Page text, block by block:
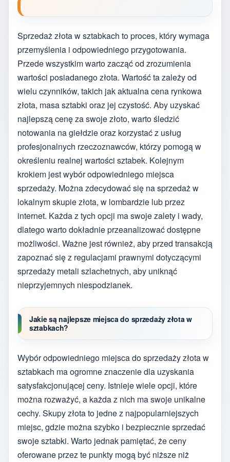
Sprzedaż złota w sztabkach to proces, który wymaga
przemyślenia i odpowiedniego przygotowania.
Przede wszystkim warto zacząć od zrozumienia
wartości posiadanego złota. Wartość ta zależy od
wielu czynników, takich jak aktualna cena rynkowa
złota, masa sztabki oraz jej czystość. Aby uzyskać
najlepszą cenę za swoje złoto, warto śledzić
notowania na giełdzie oraz korzystać z usług
profesjonalnych rzeczoznawców, którzy pomogą w
określeniu realnej wartości sztabek. Kolejnym
krokiem jest wybór odpowiedniego miejsca
sprzedaży. Można zdecydować się na sprzedaż w
lokalnym skupie złota, w lombardzie lub przez
internet. Każda z tych opcji ma swoje zalety i wady,
dlatego warto dokładnie przeanalizować dostępne
możliwości. Ważne jest również, aby przed transakcją
zapoznać się z regulacjami prawnymi dotyczącymi
sprzedaży metali szlachetnych, aby uniknąć
nieprzyjemnych niespodzianek.
Jakie są najlepsze miejsca do sprzedaży złota w
sztabkach?
Wybór odpowiedniego miejsca do sprzedaży złota w
sztabkach ma ogromne znaczenie dla uzyskania
satysfakcjonującej ceny. Istnieje wiele opcji, które
można rozważyć, a każda z nich ma swoje unikalne
cechy. Skupy złota to jedne z najpopularniejszych
miejsc, gdzie można szybko i bezpiecznie sprzedać
swoje sztabki. Warto jednak pamiętać, że ceny
oferowane przez te punkty mogą być niższe niż